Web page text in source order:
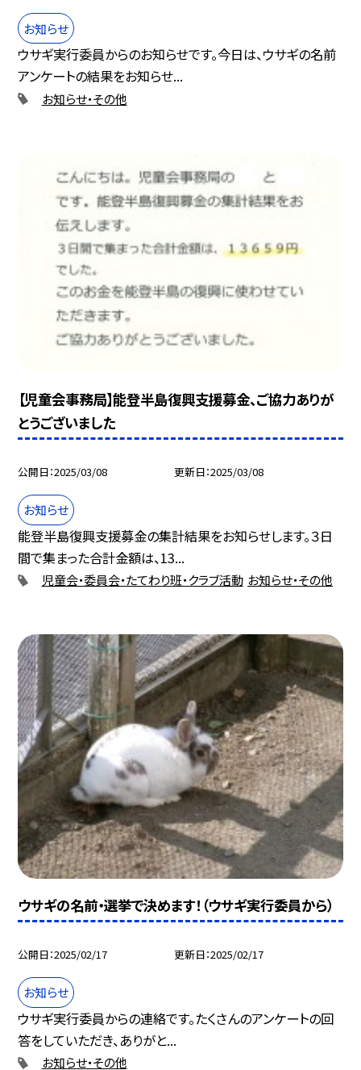
お知らせ
ウサギ実行委員からのお知らせです。今日は、ウサギの名前
アンケートの結果をお知らせ...
お知らせ・その他
【児童会事務局】能登半島復興支援募金、ご協力ありが
とうございました
公開日 2025/03/08 更新日 2025/03/08
お知らせ
能登半島復興支援募金の集計結果をお知らせします。３日
間で集まった合計金額は、13...
児童会・委員会・たてわり班・クラブ活動 お知らせ・その他
ウサギの名前・選挙で決めます！（ウサギ実行委員から）
公開日 2025/02/17 更新日 2025/02/17
お知らせ
ウサギ実行委員からの連絡です。たくさんのアンケートの回
答をしていただき、ありがと...
お知らせ・その他